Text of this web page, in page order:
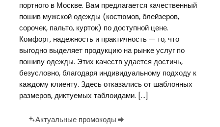
портного в Москве. Вам предлагается качественный
пошив мужской одежды (костюмов, блейзеров,
сорочек, пальто, курток) по доступной цене.
Комфорт, надежность и практичность — то, что
выгодно выделяет продукцию на рынке услуг по
пошиву одежды. Этих качеств удается достичь,
безусловно, благодаря индивидуальному подходу к
каждому клиенту. Здесь отказались от шаблонных
размеров, диктуемых таблоидами. […]
Актуальные промокоды